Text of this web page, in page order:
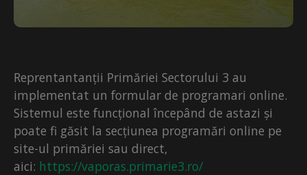
Reprentantanții Primăriei Sectorului 3 au
implementat un formular de programari online.
Sistemul este funcțional începând de astazi și
poate fi găsit la secțiunea programări online pe
site-ul primăriei sau direct,
aici: https://vaporas.primarie3.ro/